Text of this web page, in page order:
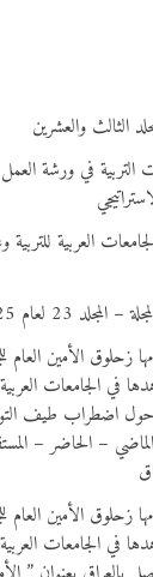
الثالث والعشرين
التربية في ورشة العمل
العربية للتربية
23 لعام 2025
زحلوق الأمين العام
في الجامعات
حول اضطراب طيف
– الحاضر –
زحلوق الأمين العام
في الجامعات